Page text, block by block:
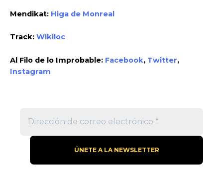
Mendikat: Higa de Monreal
Track: Wikiloc
Al Filo de lo Improbable: Facebook, Twitter,
Instagram